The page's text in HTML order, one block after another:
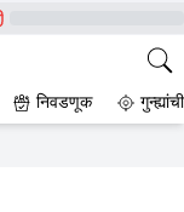
CrimeTak
निवडणूक
shinde maratha